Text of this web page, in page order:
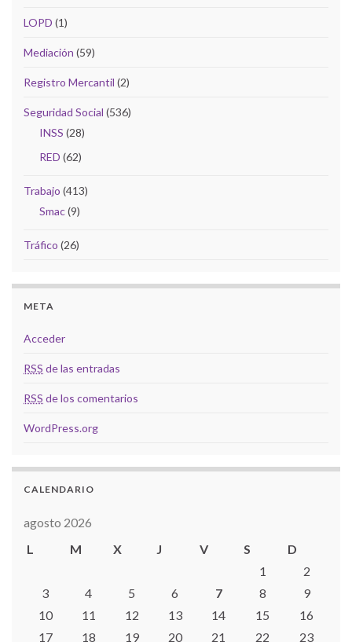
LOPD (1)
Mediación (59)
Registro Mercantil (2)
Seguridad Social (536)
INSS (28)
RED (62)
Trabajo (413)
Smac(9)
Tráfico (26)
META
Acceder
RSS de las entradas
RSS de los comentarios
WordPress.org
CALENDARIO
agosto 2026
L
M X J V S
D
1
2
3
4 5 6 7 8
9
10
11 12 13 14 15
16
17
18 19 20 21 22 23